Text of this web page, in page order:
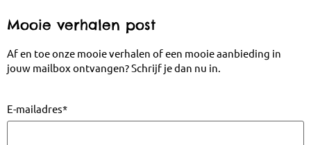
Mooie verhalen post
Af en toe onze mooie verhalen of een mooie aanbieding in
jouw mailbox ontvangen? Schrijf je dan nu in.
E-mailadres*